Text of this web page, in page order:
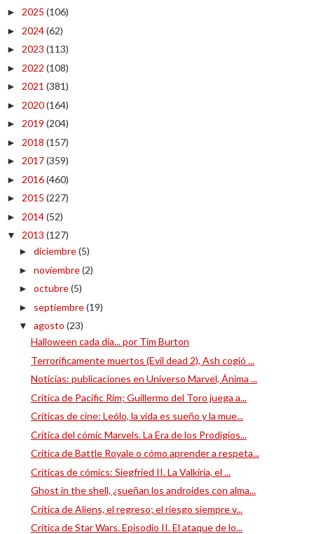
► 2025 (106)
► 2024(62)
► 2023 (113)
► 2022 (108)
► 2021 (381)
► 2020(164)
► 2019 (204)
► 2018 (157)
► 2017(359)
► 2016(460)
► 2015 (227)
► 2014(52)
▼ 2013 (127)
► diciembre(5)
► noviembre(2)
► octubre(5)
► septiembre(19)
▼ agosto (23)
Halloween cada día... por Tim Burton
Terroríficamente muertos (Evil dead 2), Ash cogió ...
Noticias: publicaciones en Universo Marvel, Ánima ...
Crítica de Pacific Rim; Guillermo del Toro juega a...
Críticas de cine: Leólo, la vida es sueño y la mue...
Crítica del cómic Marvels. La Era de los Prodigios...
Crítica de Battle Royale o cómo aprender a respeta...
Críticas de cómics: Siegfried II. La Valkiria, el ...
Ghost in the shell, ¿sueñan los androides con alma...
Crítica de Aliens, el regreso; el riesgo siempre v...
Crítica de Star Wars. Episodio II. El ataque de lo...